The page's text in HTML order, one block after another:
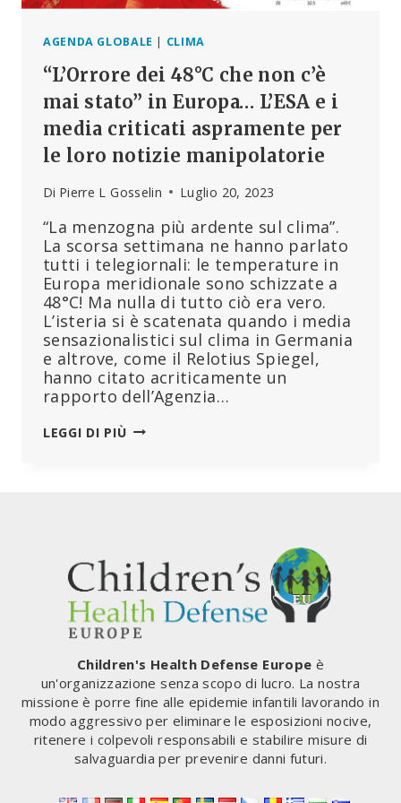
AGENDA GLOBALE | CLIMA
“L’Orrore dei 48°C che non c’è
mai stato” in Europa… L’ESA e i
media criticati aspramente per
le loro notizie manipolatorie
Di Pierre L Gosselin Luglio 20, 2023
“La menzogna più ardente sul clima”.
La scorsa settimana ne hanno parlato
tutti i telegiornali: le temperature in
Europa meridionale sono schizzate a
48°C! Ma nulla di tutto ciò era vero.
L’isteria si è scatenata quando i media
sensazionalistici sul clima in Germania
e altrove, come il Relotius Spiegel,
hanno citato acriticamente un
rapporto dell’Agenzia…
LEGGI DI PIÙ“L’ORRORE
STATO”
IN
EUROPA…
L’ESA
E
MEDIA
CRITICATI
ASPRAMENTE
PER
LE
LORO
Children's Health Defense Europe è
un'organizzazione senza scopo di lucro. La nostra
missione è porre fine alle epidemie infantili lavorando in
modo aggressivo per eliminare le esposizioni nocive,
ritenere i colpevoli responsabili e stabilire misure di
salvaguardia per prevenire danni futuri.